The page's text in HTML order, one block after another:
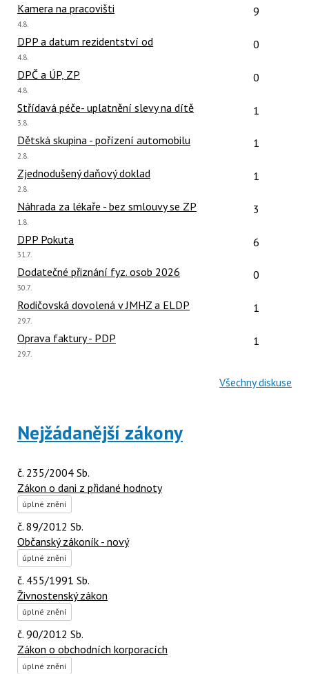
Kamera na pracovišti Počet
9
Poslední
4.8.
DPP a datum rezidentství od Počet
0
Poslední
4.8.
DPČ a ÚP, ZP Počet
0
Poslední
4.8.
Střídavá péče- uplatnění slevy na dítě Počet
1
Poslední
3.8.
Dětská skupina - pořízení automobilu Počet
1
Poslední
2.8.
Zjednodušený daňový doklad Počet
1
Poslední
2.8.
Náhrada za lékaře - bez smlouvy se ZP Počet
3
Poslední
1.8.
DPP Pokuta Počet
6
Poslední
31.7.
Dodatečné přiznání fyz. osob 2026 Počet
0
Poslední
30.7.
Rodičovská dovolená v JMHZ a ELDP Počet
1
Poslední
29.7.
Oprava faktury - PDP Počet
1
Poslední
29.7.
Všechny diskuse
Nejžádanější zákony
č. 235/2004 Sb.
Zákon o dani z přidané hodnoty
úplné znění
č. 89/2012 Sb.
Občanský zákoník - nový
úplné znění
č. 455/1991 Sb.
Živnostenský zákon
úplné znění
č. 90/2012 Sb.
Zákon o obchodních korporacích
úplné znění